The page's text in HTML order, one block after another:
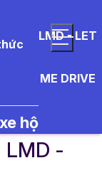
LMD - LET
ME DRIVE
hộ
Tài Xế
LMD -